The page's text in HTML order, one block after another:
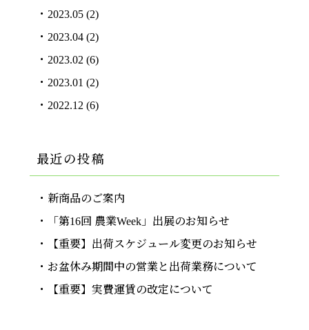
2023.05(2)
2023.04(2)
2023.02 (6)
2023.01 (2)
2022.12 (6)
最近の投稿
新商品のご案内
「第16回 農業Week」出展のお知らせ
【重要】出荷スケジュール変更のお知らせ
お盆休み期間中の営業と出荷業務について
【重要】実費運賃の改定について